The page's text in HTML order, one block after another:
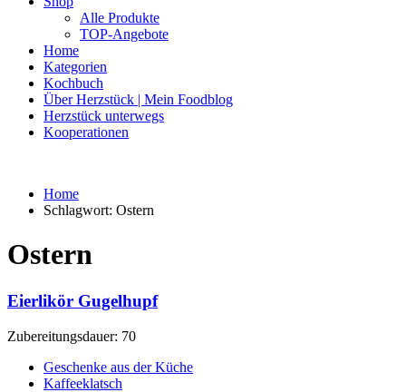
Alle Produkte
TOP-Angebote
Home
Kategorien
Kochbuch
Über Herzstück | Mein Foodblog
Herzstück unterwegs
Kooperationen
Home
Schlagwort: Ostern
Ostern
Eierlikör Gugelhupf
Zubereitungsdauer: 70
Geschenke aus der Küche
Kaffeeklatsch